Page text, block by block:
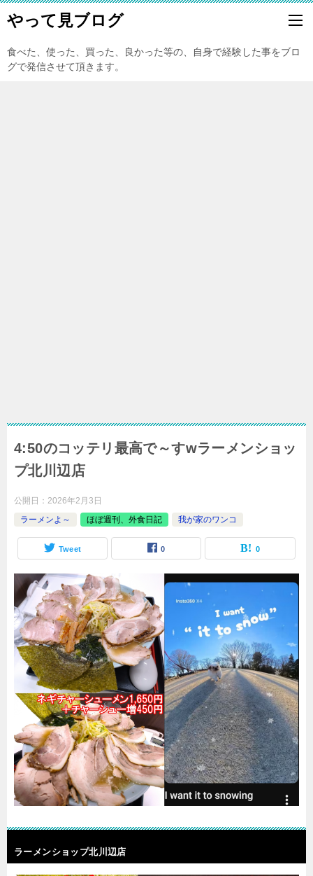
やって見ブログ
食べた、使った、買った、良かった等の、自身で経験した事をブロ
グで発信させて頂きます。
4:50のコッテリ最高で～すwラーメンショッ
プ北川辺店
公開日： 2026年2月3日
ラーメンよ～
ほぼ週刊、外食日記 我が家のワンコ
Tweet 0 0
ラーメンショップ北川辺店